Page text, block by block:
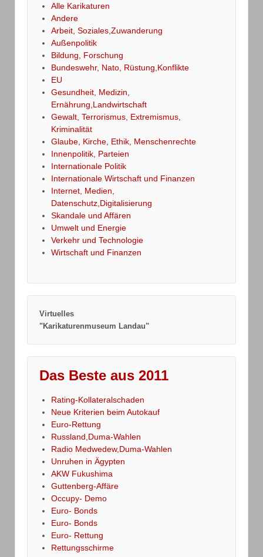
Alle Karikaturen
Andere
Arbeit, Soziales,Zuwanderung
Außenpolitik
Bildung, Forschung
Bundeswehr, Nato, Rüstung,Konflikte
EU
Gesundheit, Medizin,
Ernährung,Landwirtschaft
Gewalt, Terrorismus, Extremismus,
Kriminalität
Glaube, Kirche, Ethik, Menschenrechte
Innenpolitik, Parteien
Internationale Politik
Internationale Wirtschaft und Finanzen
Internet, Medien,
Datenschutz,Digitalisierung
Skandale und Affären
Umwelt und Energie
Verkehr und Technologie
Wirtschaft und Finanzen
Virtuelles
"Karikaturenmuseum Landau"
Das Beste aus 2011
Rating-Kollateralschaden
Neue Kriterien beim Autokauf
Euro-Rettung
Russland,Duma-Wahlen
Radio Medwedew,Duma-Wahlen
Unruhen in Ägypten
AKW Fukushima
Guttenberg-Affäre
Occupy- Demo
Euro- Bonds
Euro- Bonds
Euro- Rettung
Rettungsschirme